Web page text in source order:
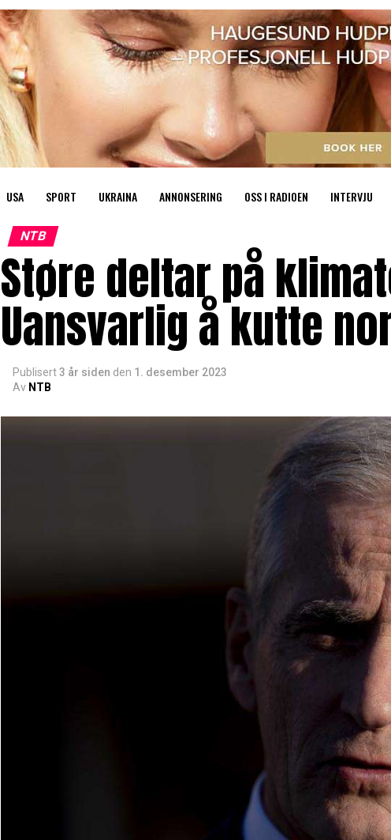
USA SPORT UKRAINA ANNONSERING OSS I RADIOEN INTERVJU
NTB
Støre deltar på
Uansvarlig å kutte
Publisert3 år siden den 1. desember 2023
Av NTB